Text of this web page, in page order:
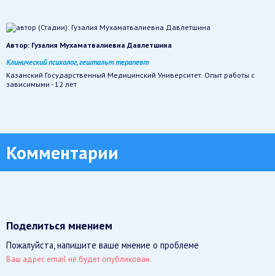
Автор: Гузалия Мухаматвалиевна Давлетшина
Клинический психолог, гештальт терапевт
Казанский Государственный Медицинский Университет. Опыт работы с
зависимыми - 12 лет
Комментарии
Поделиться мнением
Пожалуйста, напишите ваше мнение о проблеме
Ваш адрес email не будет опубликован.